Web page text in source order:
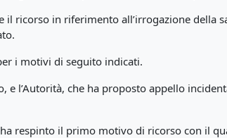
ricorso in riferimento all’irrogazione della
i motivi di seguito indicati.
l’Autorità, che ha proposto appello
respinto il primo motivo di ricorso con il